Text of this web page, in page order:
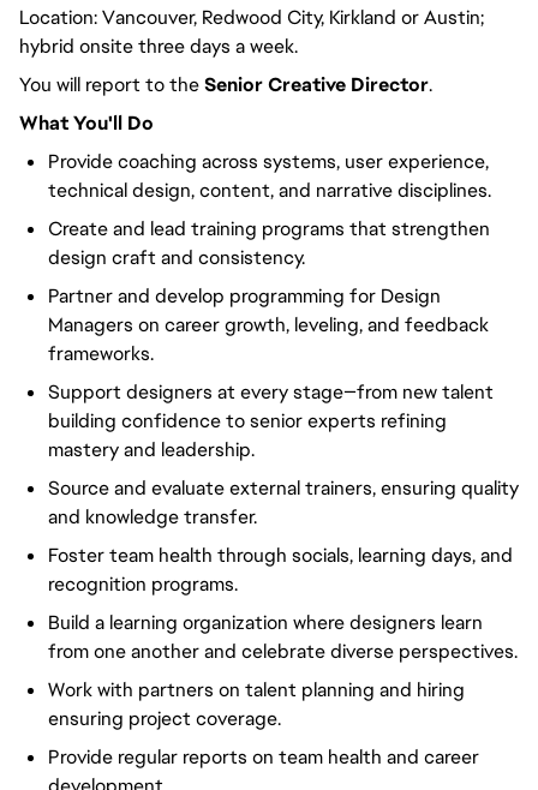
Location: Vancouver, Redwood City, Kirkland or Austin;
hybrid onsite three days a week.
You will report to theSenior Creative Director.
What You'll Do
Provide coaching across systems, user experience,
technical design, content, and narrative disciplines.
Create and lead training programs that strengthen
design craft and consistency.
Partner and develop programming for Design
Managers on career growth, leveling, and feedback
frameworks.
Support designers at every stage—from new talent
building confidence to senior experts refining
mastery and leadership.
Source and evaluate external trainers, ensuring quality
and knowledge transfer.
Foster team health through socials, learning days, and
recognition programs.
Build a learning organization where designers learn
from one another and celebrate diverse perspectives.
Work with partners on talent planning and hiring
ensuring project coverage.
Provide regular reports on team health and career